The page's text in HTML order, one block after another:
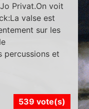
Privat.On voit
valse est
sur les
percussions et
539 vote(s)